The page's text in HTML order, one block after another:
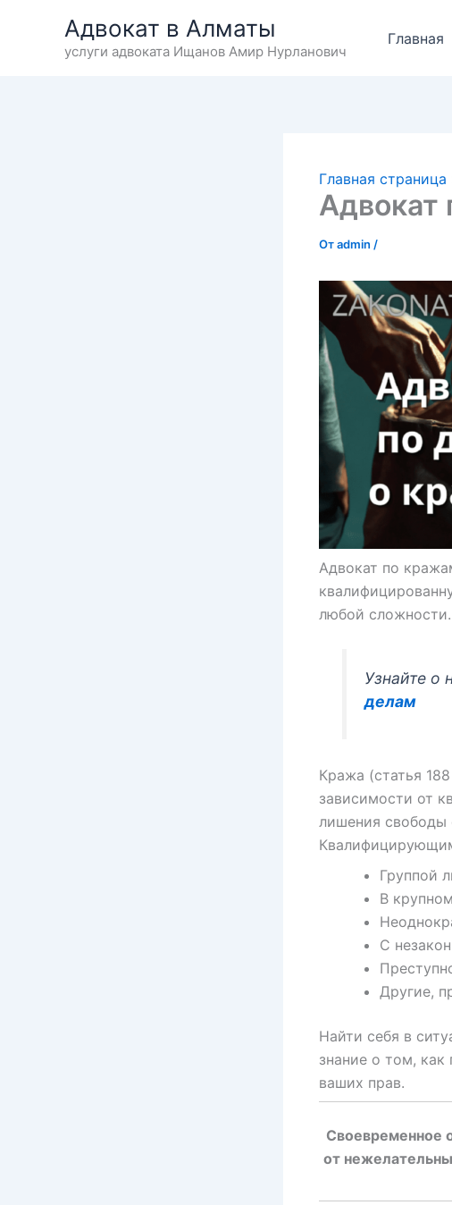
содержимому
Адвокат в Алматы
услуги адвоката Ищанов Амир Нурланович
Главная
Главная страница
Адвокат
Отadmin /
Адвокат по
любой сложности.
Узнайте о
делам
Кража (статья
зависимости от
лишения свободы
Группой
В
С
Другие,
Найти себя в
знание о том,
ваших прав.
Своевременное
от